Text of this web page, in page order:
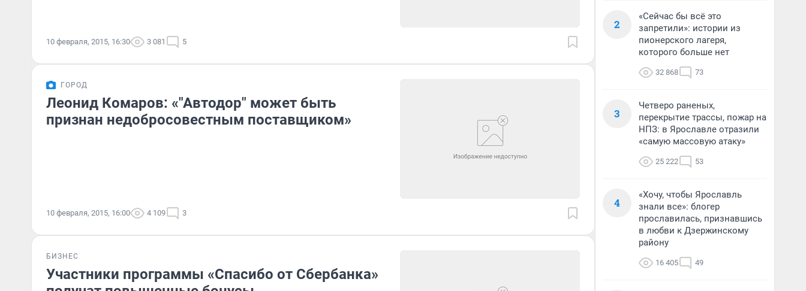
10 февраля, 2015, 16:30 3 081 5
ГОРОД
Леонид Комаров: «"Автодор" может быть
признан недобросовестным поставщиком»
10 февраля, 2015, 16:00 4 109 3
БИЗНЕС
Участники программы «Спасибо от Сбербанка»
2
«Сейчас бы всё это
запретили»: истории из
пионерского лагеря,
которого больше нет
32 868 73
3
Четверо раненых,
перекрытие трассы, пожар на
НПЗ: в Ярославле отразили
«самую массовую атаку»
25 222 53
4
«Хочу, чтобы Ярославль
знали все»: блогер
прославилась, признавшись
в любви к Дзержинскому
району
16 405 49